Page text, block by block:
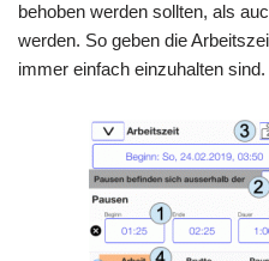
behoben werden sollten, als
werden. So geben die
immer einfach einzuhalten sind.